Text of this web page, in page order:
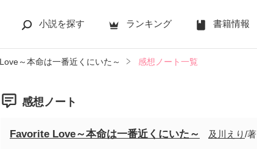
小説を探す ランキング 書籍情報
～本命は一番近くにいた～ 感想ノート一覧
感想ノート
Favorite Love～本命は一番近くにいた～ 及川えり/著